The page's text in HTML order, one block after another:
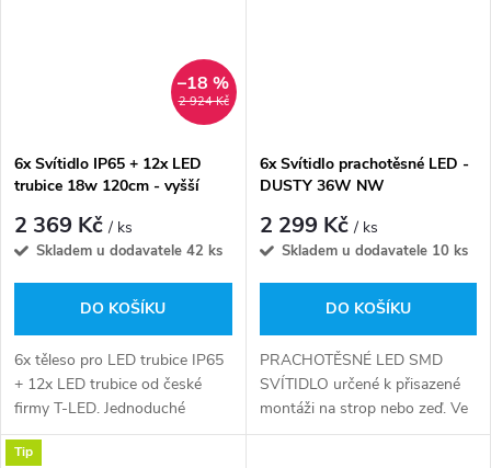
2 924 Kč
–18 %
6x Svítidlo IP65 + 12x LED
trubice 18w 120cm - vyšší
bílá
2 369 Kč/ ks
Skladem u dodavatele 42 ks
DO KOŠÍKU
6x těleso pro LED trubice IP65
+ 12x LED trubice od české
firmy T-LED. Jednoduché
sestavení tělesa dle zručnosti
za do 5min, dle návodu.
6x Svítidlo prachotěsné LED -
DUSTY 36W NW
2 299 Kč/ ks
Skladem u dodavatele 10 ks
DO KOŠÍKU
PRACHOTĚSNÉ LED SMD
SVÍTIDLO určené k přisazené
montáži na strop nebo zeď. Ve
svítidle jsou průchozí vodiče L a
Tip